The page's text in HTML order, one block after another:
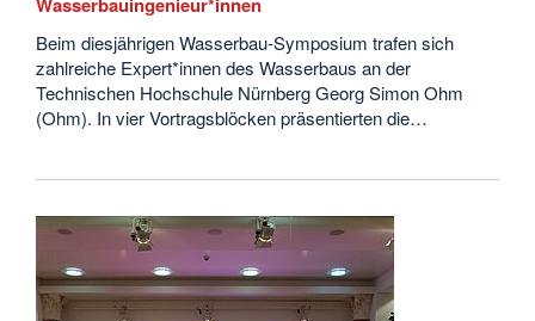
Beim diesjährigen Wasserbau-Symposium trafen sich
zahlreiche Expert*innen des Wasserbaus an der
Technischen Hochschule Nürnberg Georg Simon Ohm
(Ohm). In vier Vortragsblöcken präsentierten die…